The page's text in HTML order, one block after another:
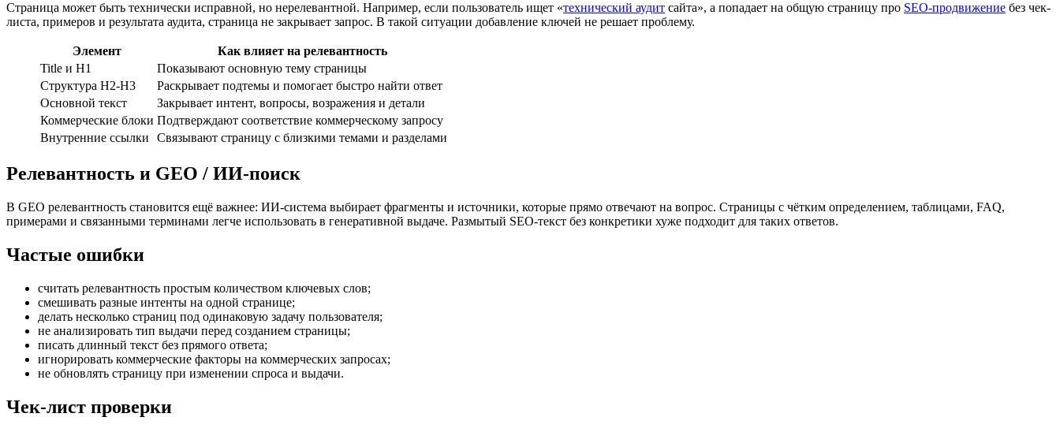
Страница может быть технически исправной, но нерелевантной. Например, если пользователь ищет «технический аудит сайта», а попадает на общую страницу про SEO-продвижение без чек-
листа, примеров и результата аудита, страница не закрывает запрос. В такой ситуации добавление ключей не решает проблему.
Элемент
Как влияет на релевантность
Title и H1
Показывают основную тему страницы
Структура H2-H3
Раскрывает подтемы и помогает быстро найти ответ
Основной текст
Закрывает интент, вопросы, возражения и детали
Коммерческие блоки Подтверждают соответствие коммерческому запросу
Внутренние ссылки
Связывают страницу с близкими темами и разделами
Релевантность и GEO / ИИ-поиск
В GEO релевантность становится ещё важнее: ИИ-система выбирает фрагменты и источники, которые прямо отвечают на вопрос. Страницы с чётким определением, таблицами, FAQ,
примерами и связанными терминами легче использовать в генеративной выдаче. Размытый SEO-текст без конкретики хуже подходит для таких ответов.
Частые ошибки
считать релевантность простым количеством ключевых слов;
смешивать разные интенты на одной странице;
делать несколько страниц под одинаковую задачу пользователя;
не анализировать тип выдачи перед созданием страницы;
писать длинный текст без прямого ответа;
игнорировать коммерческие факторы на коммерческих запросах;
не обновлять страницу при изменении спроса и выдачи.
Чек-лист проверки